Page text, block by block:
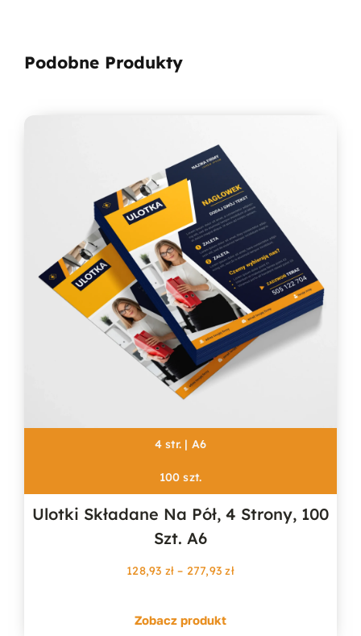
Podobne Produkty
4 str. | A6
100 szt.
Ulotki Składane Na Pół, 4 Strony, 100
Szt. A6
128,93 zł – 277,93złZakres
Zobacz produkt